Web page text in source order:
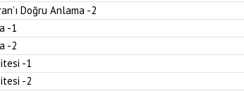
Doğru Anlama -2
-1
-2
-1
-2